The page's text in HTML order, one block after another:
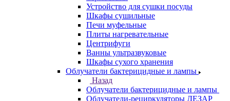
Устройство для сушки посуды
Шкафы сушильные
Печи муфельные
Плиты нагревательные
Центрифуги
Ванны ультразвуковые
Шкафы сухого хранения
Облучатели бактерицидные и лампы
Назад
Облучатели бактерицидные и лампы
Облучатели-рециркуляторы ДЕЗАР